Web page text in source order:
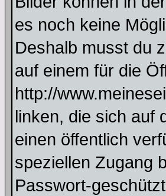
es noch keine
Deshalb musst du
auf einem für die
http://
linken, die sich auf
einen öffentlich
speziellen Zugang
Passwort-